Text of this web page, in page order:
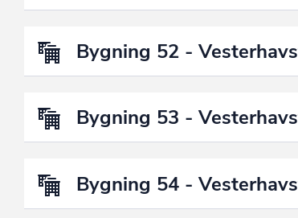
Bygning 52 -
Bygning 53 -
Bygning 54 -